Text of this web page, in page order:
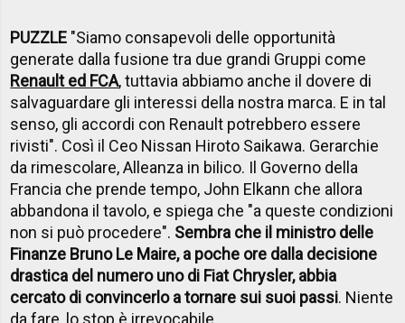
PUZZLE "Siamo consapevoli delle opportunità
generate dalla fusione tra due grandi Gruppi come
Renault ed FCA, tuttavia abbiamo anche il dovere di
salvaguardare gli interessi della nostra marca. E in tal
senso, gli accordi con Renault potrebbero essere
rivisti". Così il Ceo Nissan Hiroto Saikawa. Gerarchie
da rimescolare, Alleanza in bilico. Il Governo della
Francia che prende tempo, John Elkann che allora
abbandona il tavolo, e spiega che "a queste condizioni
non si può procedere". Sembra che il ministro delle
Finanze Bruno Le Maire, a poche ore dalla decisione
drastica del numero uno di Fiat Chrysler, abbia
cercato di convincerlo a tornare sui suoi passi. Niente